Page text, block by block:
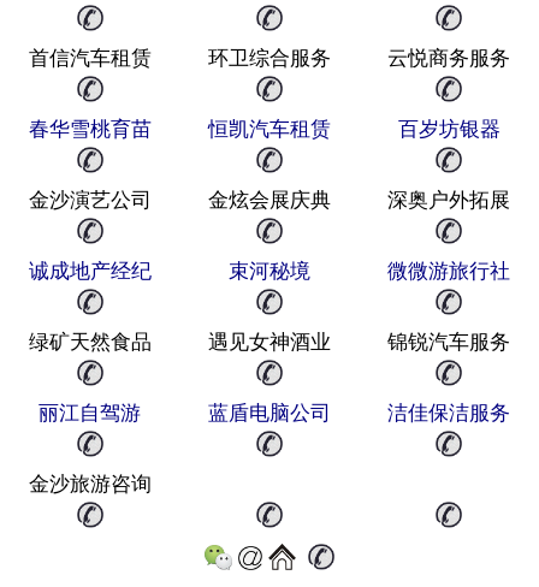
首信汽车租赁 环卫综合服务 云悦商务服务
春华雪桃育苗 恒凯汽车租赁 百岁坊银器
金沙演艺公司 金炫会展庆典 深奥户外拓展
诚成地产经纪 束河秘境 微微游旅行社
绿矿天然食品 遇见女神酒业 锦锐汽车服务
丽江自驾游 蓝盾电脑公司 洁佳保洁服务
金沙旅游咨询